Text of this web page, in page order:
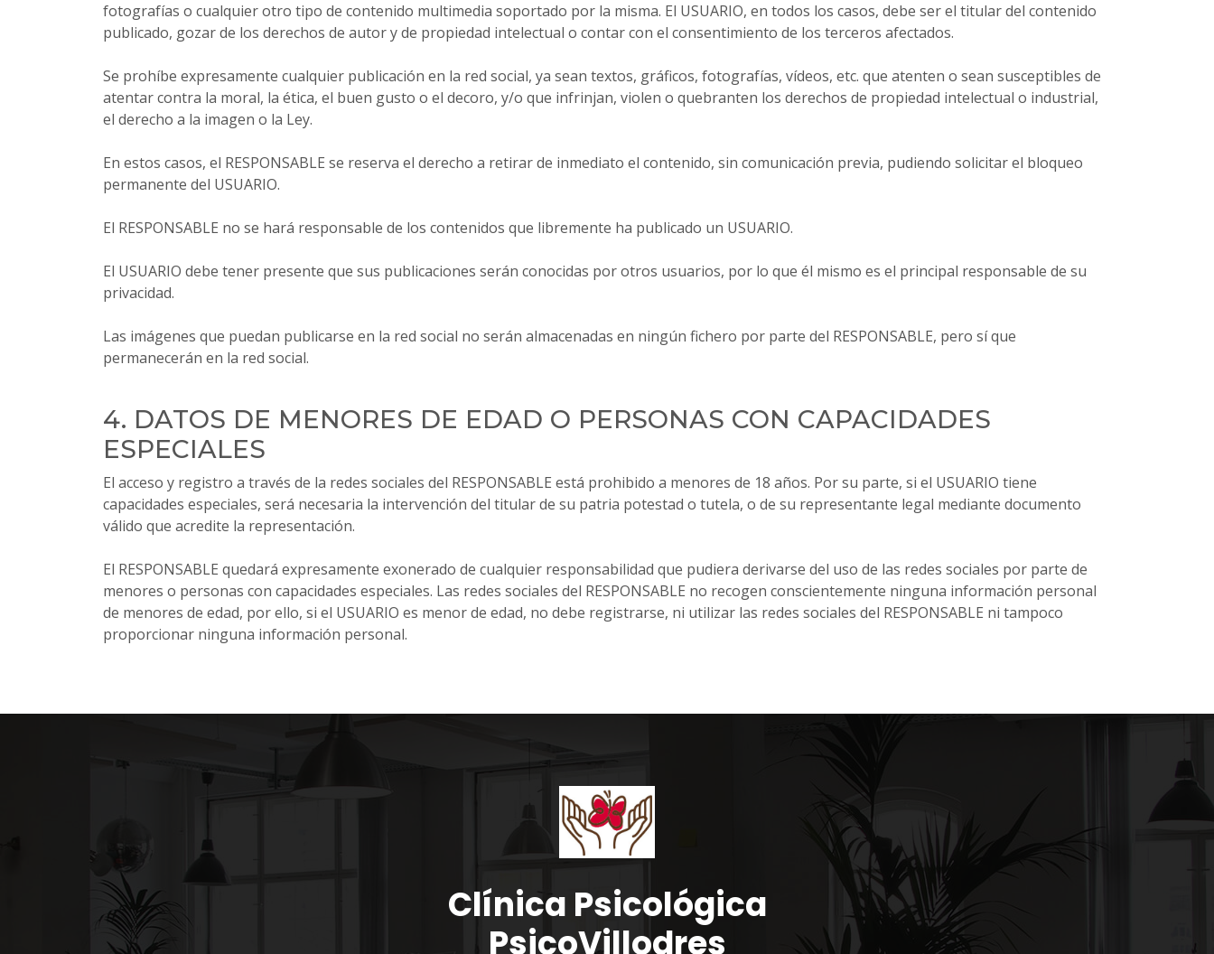
fotografías o cualquier otro tipo de contenido multimedia soportado por la misma. El USUARIO, en todos los casos, debe ser el titular del contenido
publicado, gozar de los derechos de autor y de propiedad intelectual o contar con el consentimiento de los terceros afectados.
Se prohíbe expresamente cualquier publicación en la red social, ya sean textos, gráficos, fotografías, vídeos, etc. que atenten o sean susceptibles de
atentar contra la moral, la ética, el buen gusto o el decoro, y/o que infrinjan, violen o quebranten los derechos de propiedad intelectual o industrial,
el derecho a la imagen o la Ley.
En estos casos, el RESPONSABLE se reserva el derecho a retirar de inmediato el contenido, sin comunicación previa, pudiendo solicitar el bloqueo
permanente del USUARIO.
El RESPONSABLE no se hará responsable de los contenidos que libremente ha publicado un USUARIO.
El USUARIO debe tener presente que sus publicaciones serán conocidas por otros usuarios, por lo que él mismo es el principal responsable de su
privacidad.
Las imágenes que puedan publicarse en la red social no serán almacenadas en ningún fichero por parte del RESPONSABLE, pero sí que
permanecerán en la red social.
4. DATOS DE MENORES DE EDAD O PERSONAS CON CAPACIDADES
ESPECIALES
El acceso y registro a través de la redes sociales del RESPONSABLE está prohibido a menores de 18 años. Por su parte, si el USUARIO tiene
capacidades especiales, será necesaria la intervención del titular de su patria potestad o tutela, o de su representante legal mediante documento
válido que acredite la representación.
El RESPONSABLE quedará expresamente exonerado de cualquier responsabilidad que pudiera derivarse del uso de las redes sociales por parte de
menores o personas con capacidades especiales. Las redes sociales del RESPONSABLE no recogen conscientemente ninguna información personal
de menores de edad, por ello, si el USUARIO es menor de edad, no debe registrarse, ni utilizar las redes sociales del RESPONSABLE ni tampoco
proporcionar ninguna información personal.
Clínica Psicológica
PsicoVillodres